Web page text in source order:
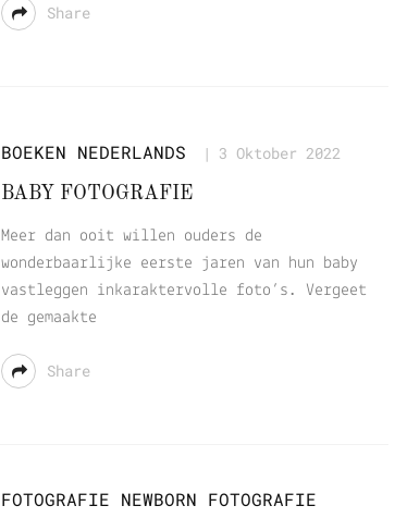
Share
BOEKEN NEDERLANDS 3 Oktober 2022
BABY FOTOGRAFIE
Meer dan ooit willen ouders de
wonderbaarlijke eerste jaren van hun baby
vastleggen inkaraktervolle foto’s. Vergeet
de gemaakte
Share
FOTOGRAFIE NEWBORN FOTOGRAFIE